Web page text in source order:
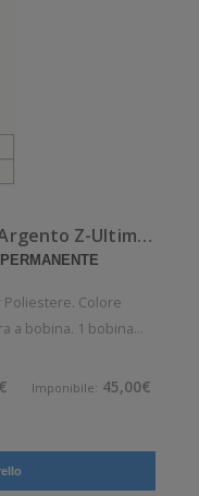
3012604-T - Etichette Zebra Argento Z-Ultimate 3000T Silver
Poliestere. Colore
a bobina. 1 bobina
Etichette in
interno: 40 mm.
Imponibile: 45,00€